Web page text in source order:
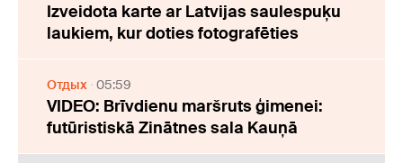
Izveidota karte ar Latvijas saulespuķu
laukiem, kur doties fotografēties
Отдых 05:59
VIDEO: Brīvdienu maršruts ģimenei:
futūristiskā Zinātnes sala Kauņā